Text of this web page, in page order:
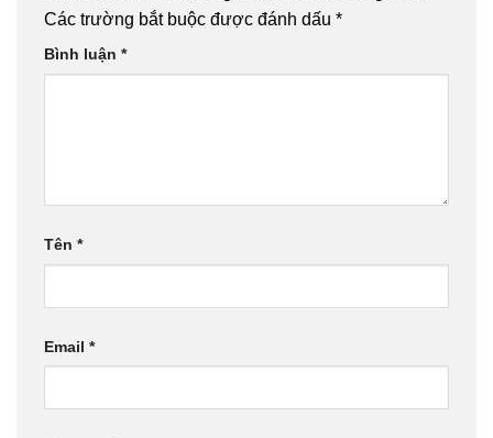
Các trường bắt buộc được đánh dấu *
Bình luận *
Tên *
Email *